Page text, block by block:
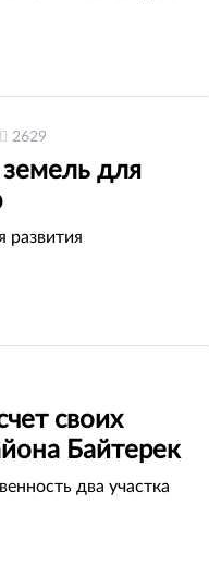
2629
для
развития
своих
Байтерек
два участка